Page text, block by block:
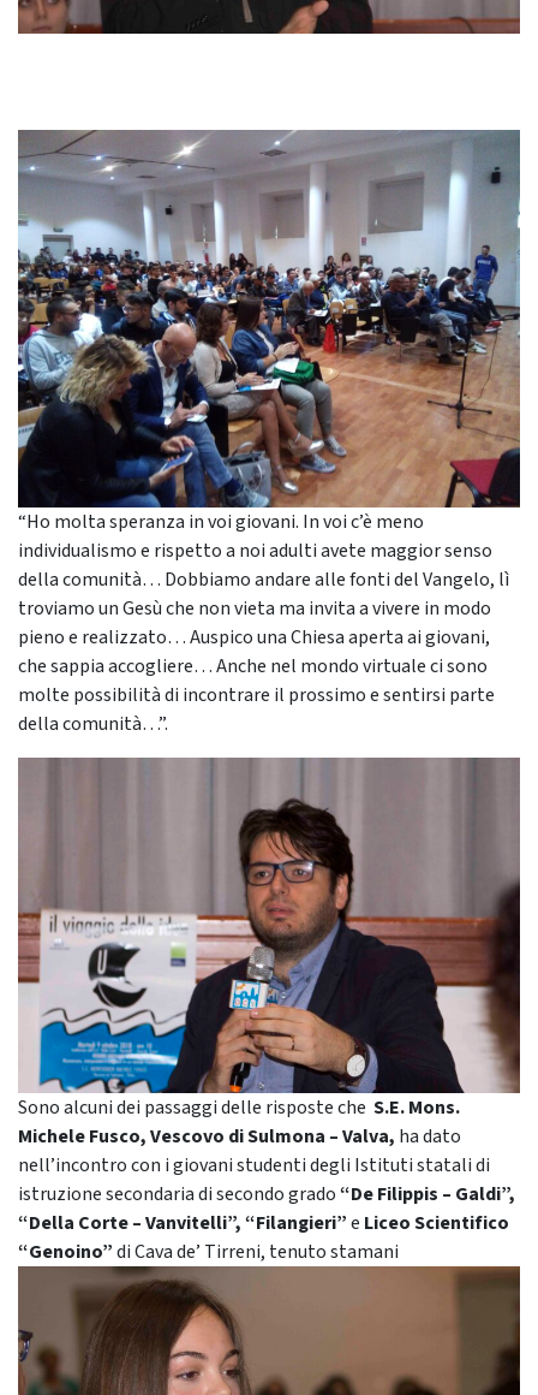
“Ho molta speranza in voi giovani. In voi c’è meno
individualismo e rispetto a noi adulti avete maggior senso
della comunità… Dobbiamo andare alle fonti del Vangelo, lì
troviamo un Gesù che non vieta ma invita a vivere in modo
pieno e realizzato… Auspico una Chiesa aperta ai giovani,
che sappia accogliere… Anche nel mondo virtuale ci sono
molte possibilità di incontrare il prossimo e sentirsi parte
della comunità…”.
Sono alcuni dei passaggi delle risposte che S.E. Mons.
Michele Fusco, Vescovo di Sulmona – Valva, ha dato
nell’incontro con i giovani studenti degli Istituti statali di
istruzione secondaria di secondo grado“De Filippis – Galdi”,
“Della Corte – Vanvitelli”, “Filangieri”e Liceo Scientifico
“Genoino”di Cava de’ Tirreni, tenuto stamani